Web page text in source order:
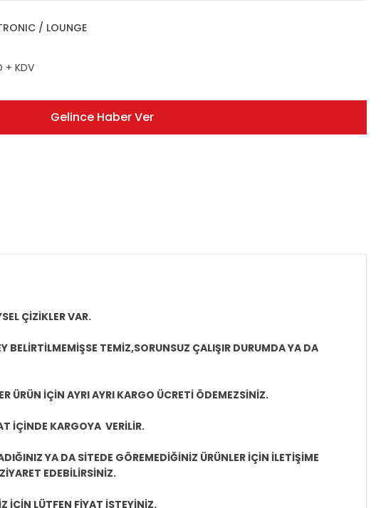
/ LOUNGE
+ KDV
Gelince Haber Ver
ÇİZİKLER VAR.
TEMİZ,SORUNSUZ ÇALIŞIR DURUMDA YA DA
ÜRÜN İÇİN AYRI AYRI KARGO ÜCRETİ ÖDEMEZSİNİZ.
İÇİNDE KARGOYA VERİLİR.
YA DA SİTEDE GÖREMEDİĞİNİZ ÜRÜNLER İÇİN İLETİŞİME
EDEBİLİRSİNİZ.
İÇİN LÜTFEN FİYAT İSTEYİNİZ.